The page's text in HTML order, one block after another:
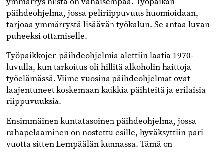
päihdeohjelma, jossa peliriippuvuus huomioidaan,
tarjoaa ymmärrystä lisäävän työkalun. Se antaa luvan
puheeksi ottamiselle.
Työpaikkojen päihdeohjelmia alettiin laatia 1970-
luvulla, kun tarkoitus oli hillitä alkoholin haittoja
työelämässä. Viime vuosina päihdeohjelmat ovat
laajentuneet koskemaan kaikkia päihteitä ja erilaisia
riippuvuuksia.
Ensimmäinen kuntatasoinen päihdeohjelma, jossa
rahapelaaminen on nostettu esille, hyväksyttiin pari
vuotta sitten Lempäälän kunnassa. Tämä on